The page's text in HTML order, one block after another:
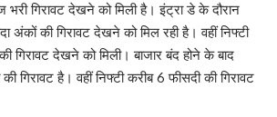
गिरावट देखने को मिली है। इंट्रा डे के दौरान
की गिरावट देखने को मिल रही है। वहीं निफ्टी
गिरावट देखने को मिली। बाजार बंद होने के बाद
गिरावट है। वहीं निफ्टी करीब 6 फीसदी की गिरावट